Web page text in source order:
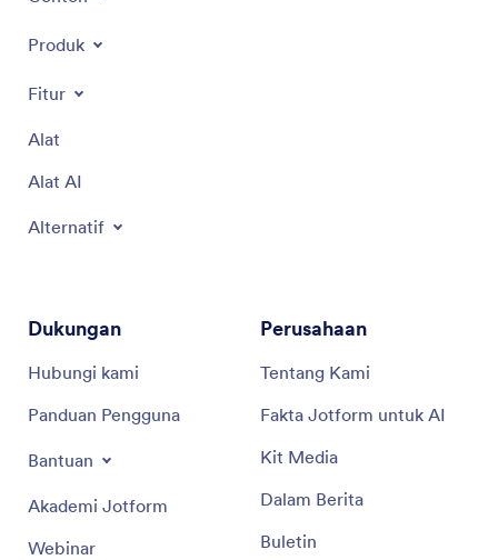
Produk
Fitur
Alat
Alat AI
Alternatif
Dukungan
Hubungi kami
Panduan Pengguna
Bantuan
Akademi Jotform
Webinar
Perusahaan
Tentang Kami
Fakta Jotform untuk AI
Kit Media
Dalam Berita
Buletin